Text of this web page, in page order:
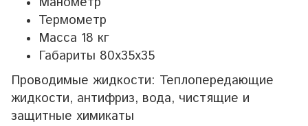
Термометр
Масса 18 кг
Габариты 80x35x35
Проводимые жидкости: Теплопередающие
жидкости, антифриз, вода, чистящие и
защитные химикаты